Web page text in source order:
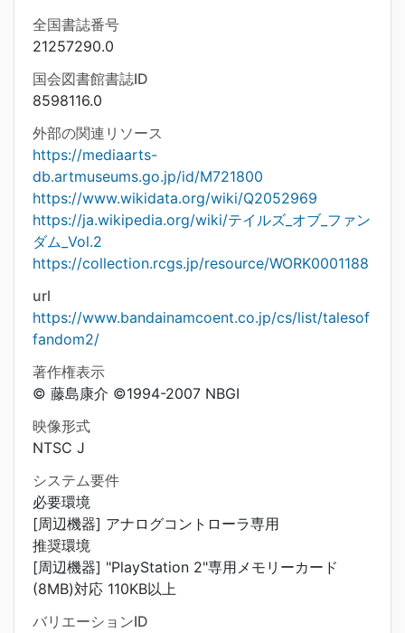
全国書誌番号
21257290.0
国会図書館書誌ID
8598116.0
外部の関連リソース
https://mediaarts-
db.artmuseums.go.jp/id/M721800
https://www.wikidata.org/wiki/Q2052969
https://ja.wikipedia.org/wiki/テイルズ_オブ_ファン
ダム_Vol.2
https://collection.rcgs.jp/resource/WORK0001188
url
https://www.bandainamcoent.co.jp/cs/list/talesof
fandom2/
著作権表示
© 藤島康介 ©1994-2007 NBGI
映像形式
NTSC J
システム要件
必要環境
[周辺機器] アナログコントローラ専用
推奨環境
[周辺機器] "PlayStation 2"専用メモリーカード
(8MB)対応 110KB以上
バリエーションID